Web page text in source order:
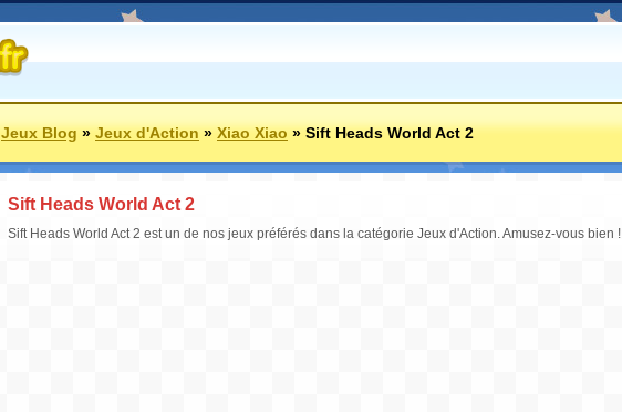
Jeux Blog»Jeux d'Action»Xiao Xiao»Sift Heads World Act 2
Sift Heads World Act 2
Sift Heads World Act 2 est un de nos jeux préférés dans la catégorie Jeux d'Action. Amusez-vous bien !